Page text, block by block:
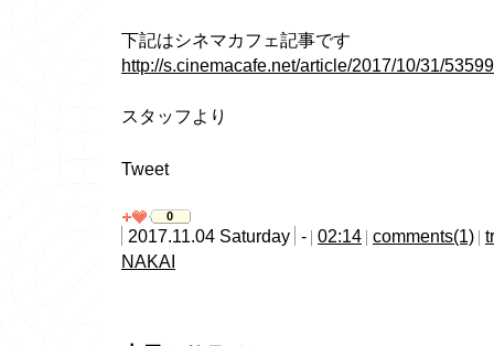
下記はシネマカフェ記事です
http://s.cinemacafe.net/article/2017/10/31/
スタッフより
Tweet
0
2017.11.04 Saturday - 02:14 comments(1)
NAKAI